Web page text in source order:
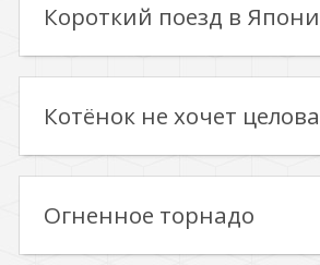
Короткий поезд в
Котёнок не хочет
Огненное торнадо